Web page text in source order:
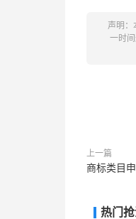
声明：
一时
上一篇
商标类目
热门